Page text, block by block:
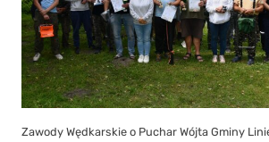
Zawody Wędkarskie o Puchar Wójta Gminy